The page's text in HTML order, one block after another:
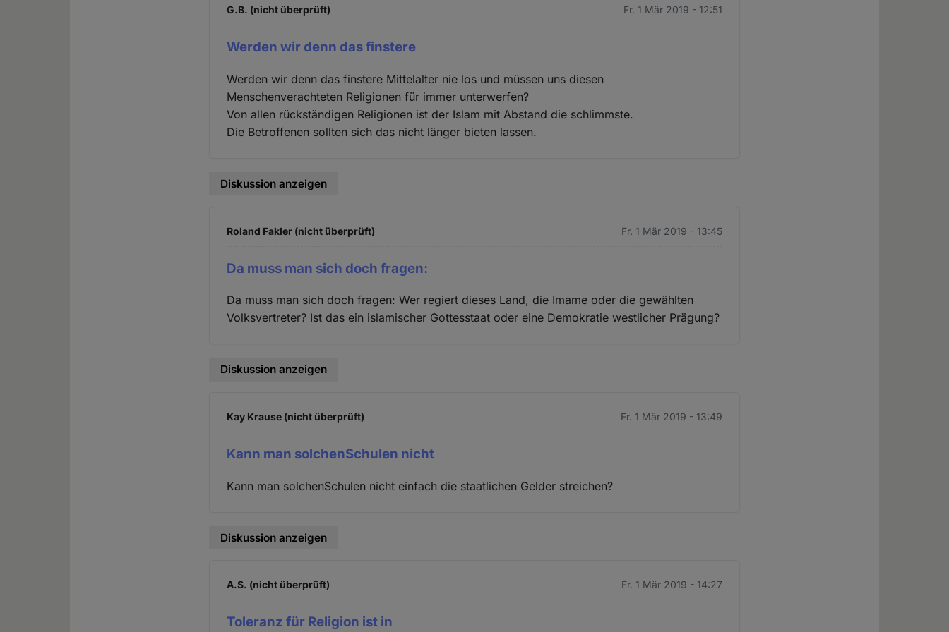
G.B. (nicht überprüft) Fr. 1 Mär 2019 - 12:51
Werden wir denn das finstere
Werden wir denn das finstere Mittelalter nie los und müssen uns diesen
Menschenverachteten Religionen für immer unterwerfen?
Von allen rückständigen Religionen ist der Islam mit Abstand die schlimmste.
Die Betroffenen sollten sich das nicht länger bieten lassen.
Diskussion anzeigen
Roland Fakler (nicht überprüft) Fr. 1 Mär 2019 - 13:45
Da muss man sich doch fragen:
Da muss man sich doch fragen: Wer regiert dieses Land, die Imame oder die gewählten
Volksvertreter? Ist das ein islamischer Gottesstaat oder eine Demokratie westlicher Prägung?
Diskussion anzeigen
Kay Krause (nicht überprüft) Fr. 1 Mär 2019 - 13:49
Kann man solchenSchulen nicht
Kann man solchenSchulen nicht einfach die staatlichen Gelder streichen?
Diskussion anzeigen
A.S. (nicht überprüft) Fr. 1 Mär 2019 - 14:27
Toleranz für Religion ist in